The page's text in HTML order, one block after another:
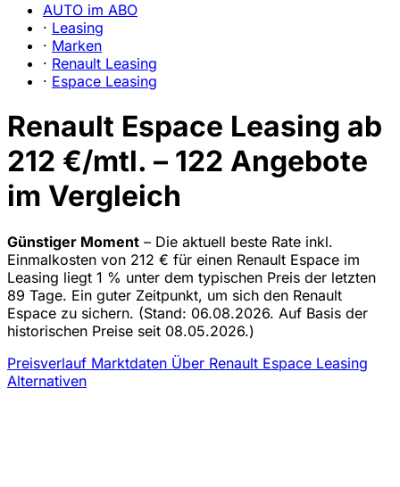
AUTO im ABO
· Leasing
· Marken
· Renault Leasing
· Espace Leasing
Renault Espace Leasing ab
212 €/mtl. – 122 Angebote
im Vergleich
Günstiger Moment – Die aktuell beste Rate inkl.
Einmalkosten von 212 € für einen Renault Espace im
Leasing liegt 1 % unter dem typischen Preis der letzten
89 Tage. Ein guter Zeitpunkt, um sich den Renault
Espace zu sichern. (Stand: 06.08.2026. Auf Basis der
historischen Preise seit 08.05.2026.)
Preisverlauf Marktdaten Über Renault Espace Leasing
Alternativen